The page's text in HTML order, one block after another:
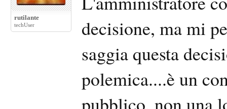
rutilante
techUser
decisione, ma mi
saggia questa
polemica....è un
pubblico, non una